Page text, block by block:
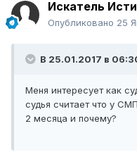
Искатель
Опубликовано 25
В 25.01.2017 в
Меня интересует как
судья считает что у
2 месяца и почему?